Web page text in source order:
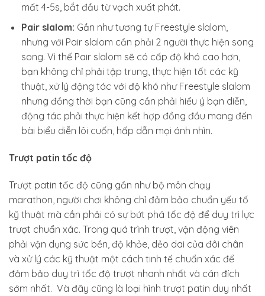
mất 4-5s, bắt đầu từ vạch xuất phát.
Pair slalom: Gần như tương tự Freestyle slalom,
nhưng với Pair slalom cần phải 2 người thực hiện song
song. Vì thế Pair slalom sẽ có cấp độ khó cao hơn,
bạn không chỉ phải tập trung, thực hiện tốt các kỹ
thuật, xử lý động tác với độ khó như Freestyle slalom
nhưng đồng thời bạn cũng cần phải hiểu ý bạn diễn,
động tác phải thực hiện kết hợp đồng đầu mang đến
bài biểu diễn lôi cuốn, hấp dẫn mọi ánh nhìn.
Trượt patin tốc độ
Trượt patin tốc độ cũng gần như bộ môn chạy
marathon, người chơi không chỉ đảm bảo chuẩn yếu tố
kỹ thuật mà cần phải có sự bứt phá tốc độ để duy trì lực
trượt chuẩn xác. Trong quá trình trượt, vận động viên
phải vận dụng sức bền, độ khỏe, dẻo dai của đôi chân
và xử lý các kỹ thuật một cách tinh tế chuẩn xác để
đảm bảo duy trì tốc độ trượt nhanh nhất và cán đích
sớm nhất. Và đây cũng là loại hình trượt patin duy nhất